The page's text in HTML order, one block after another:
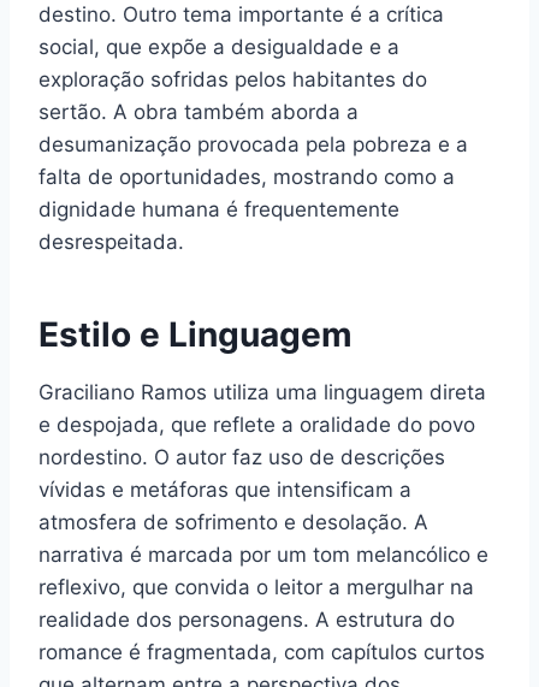
destino. Outro tema importante é a crítica
social, que expõe a desigualdade e a
exploração sofridas pelos habitantes do
sertão. A obra também aborda a
desumanização provocada pela pobreza e a
falta de oportunidades, mostrando como a
dignidade humana é frequentemente
desrespeitada.
Estilo e Linguagem
Graciliano Ramos utiliza uma linguagem direta
e despojada, que reflete a oralidade do povo
nordestino. O autor faz uso de descrições
vívidas e metáforas que intensificam a
atmosfera de sofrimento e desolação. A
narrativa é marcada por um tom melancólico e
reflexivo, que convida o leitor a mergulhar na
realidade dos personagens. A estrutura do
romance é fragmentada, com capítulos curtos